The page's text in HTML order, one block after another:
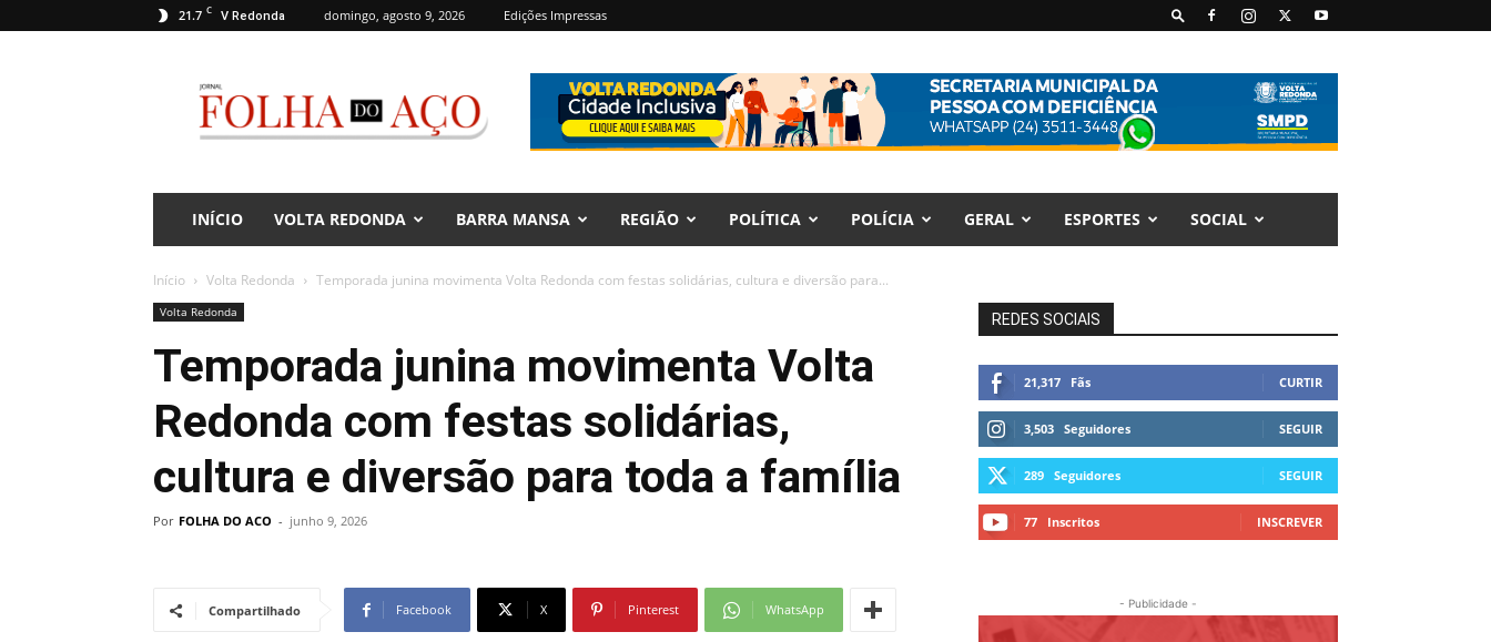
21.7 C V Redonda domingo, agosto 9, 2026 Edições Impressas
Folha
do
Aço
INÍCIO VOLTA REDONDA BARRA MANSA REGIÃO POLÍTICA POLÍCIA GERAL ESPORTES SOCIAL
Início Volta Redonda Temporada junina movimenta Volta Redonda com festas solidárias, cultura e diversão para...
Volta Redonda
Temporada junina movimenta Volta
Redonda com festas solidárias,
cultura e diversão para toda a família
Por FOLHA DO ACO - junho 9, 2026
Compartilhado Facebook X Pinterest WhatsApp
REDES SOCIAIS
21,317 Fãs CURTIR
3,503 Seguidores SEGUIR
289 Seguidores SEGUIR
77 Inscritos INSCREVER
- Publicidade -